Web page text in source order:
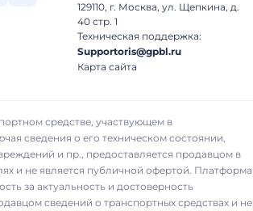
129110, г. Москва, ул. Щепкина, д.
40 стр. 1
Техническая поддержка:
Supportoris@gpbl.ru
Карта сайта
средстве, участвующем в
сведения о его техническом состоянии,
и пр., предоставляется продавцом в
и не является публичной офертой. Платформа
за актуальность и достоверность
сведений о транспортных средствах и не